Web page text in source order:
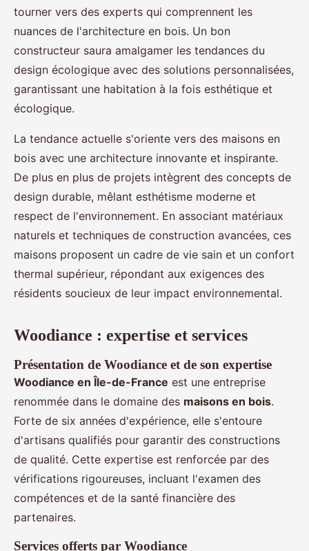
tourner vers des experts qui comprennent les
nuances de l'architecture en bois. Un bon
constructeur saura amalgamer les tendances du
design écologique avec des solutions personnalisées,
garantissant une habitation à la fois esthétique et
écologique.
La tendance actuelle s'oriente vers des maisons en
bois avec une architecture innovante et inspirante.
De plus en plus de projets intègrent des concepts de
design durable, mêlant esthétisme moderne et
respect de l'environnement. En associant matériaux
naturels et techniques de construction avancées, ces
maisons proposent un cadre de vie sain et un confort
thermal supérieur, répondant aux exigences des
résidents soucieux de leur impact environnemental.
Woodiance : expertise et services
Présentation de Woodiance et de son expertise
Woodiance en Île-de-France est une entreprise
renommée dans le domaine des maisons en bois.
Forte de six années d'expérience, elle s'entoure
d'artisans qualifiés pour garantir des constructions
de qualité. Cette expertise est renforcée par des
vérifications rigoureuses, incluant l'examen des
compétences et de la santé financière des
partenaires.
Services offerts par Woodiance